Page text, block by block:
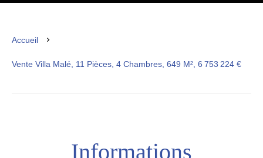
Accueil
Vente Villa Malé, 11 Pièces, 4 Chambres, 649 M², 6 753 224 €
Informations